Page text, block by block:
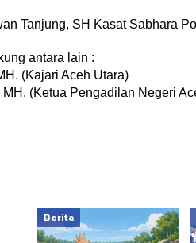
Tanjung, SH Kasat Sabhara
antara lain :
(Kajari Aceh Utara)
(Ketua Pengadilan Negeri
Berita